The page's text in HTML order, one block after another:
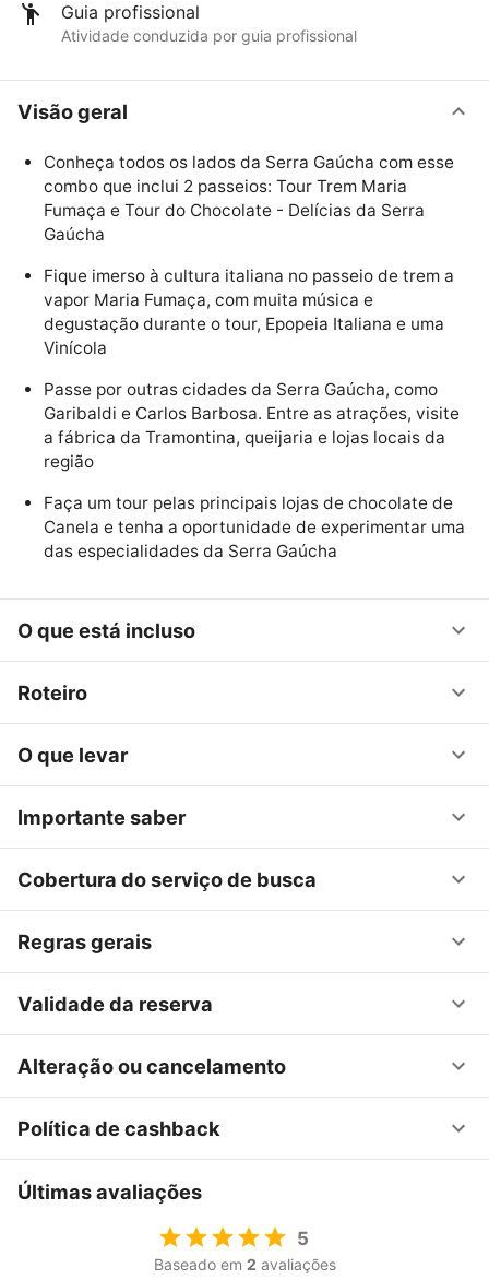
Guia profissional
Atividade conduzida por guia profissional
Visão geral
Conheça todos os lados da Serra Gaúcha com esse
combo que inclui 2 passeios: Tour Trem Maria
Fumaça e Tour do Chocolate - Delícias da Serra
Gaúcha
Fique imerso à cultura italiana no passeio de trem a
vapor Maria Fumaça, com muita música e
degustação durante o tour, Epopeia Italiana e uma
Vinícola
Passe por outras cidades da Serra Gaúcha, como
Garibaldi e Carlos Barbosa. Entre as atrações, visite
a fábrica da Tramontina, queijaria e lojas locais da
região
Faça um tour pelas principais lojas de chocolate de
Canela e tenha a oportunidade de experimentar uma
das especialidades da Serra Gaúcha
O que está incluso
Roteiro
O que levar
Importante saber
Cobertura do serviço de busca
Regras gerais
Validade da reserva
Alteração ou cancelamento
Política de cashback
Últimas avaliações
5
Baseado em 2 avaliações